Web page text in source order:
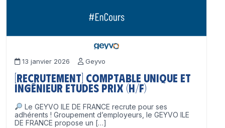
13 janvier 2026 Geyvo
[Recrutement] Comptable unique et
Ingénieur Etudes Prix (H/F)
Le GEYVO ILE DE FRANCE recrute pour ses
adhérents ! Groupement d’employeurs, le GEYVO ILE
DE FRANCE propose un […]